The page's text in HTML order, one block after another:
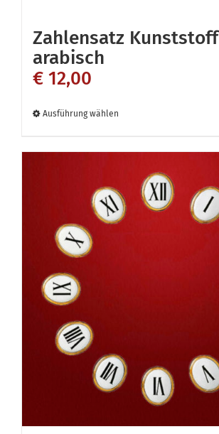
Zahlensatz Kunststoff
arabisch
€ 12,00
Ausführung wählen
mehrere
Varianten
auf.
Produktseite
gewählt
werden